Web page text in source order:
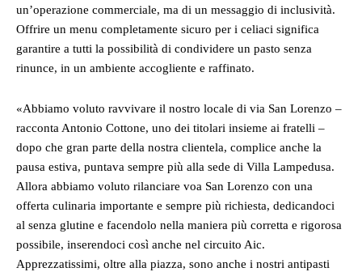
un’operazione commerciale, ma di un messaggio di inclusività.
Offrire un menu completamente sicuro per i celiaci significa
garantire a tutti la possibilità di condividere un pasto senza
rinunce, in un ambiente accogliente e raffinato.
«Abbiamo voluto ravvivare il nostro locale di via San Lorenzo –
racconta Antonio Cottone, uno dei titolari insieme ai fratelli –
dopo che gran parte della nostra clientela, complice anche la
pausa estiva, puntava sempre più alla sede di Villa Lampedusa.
Allora abbiamo voluto rilanciare voa San Lorenzo con una
offerta culinaria importante e sempre più richiesta, dedicandoci
al senza glutine e facendolo nella maniera più corretta e rigorosa
possibile, inserendoci così anche nel circuito Aic.
Apprezzatissimi, oltre alla piazza, sono anche i nostri antipasti